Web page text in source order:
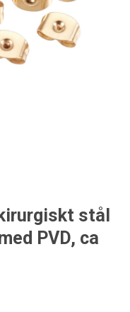
stål
PVD, ca